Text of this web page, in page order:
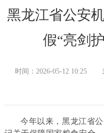
黑龙江省公安
假“亮剑
时间：2026-05-12 10:25
今年以来，黑龙江省